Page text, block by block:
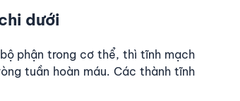
dưới
phận trong cơ thể, thì tĩnh mạch
tuần hoàn máu. Các thành tĩnh